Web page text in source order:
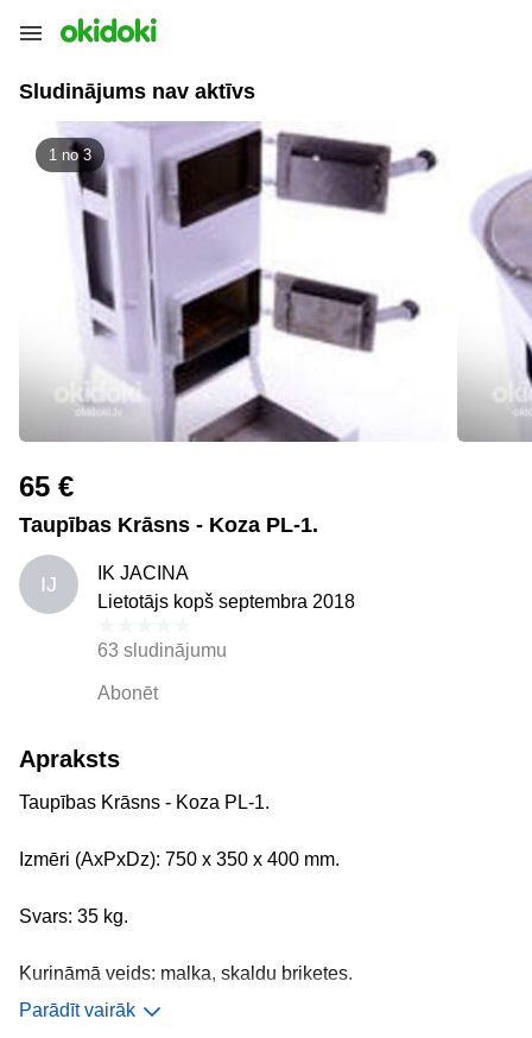
Sludinājums nav aktīvs
1 no 3
65 €
Taupības Krāsns - Koza PL-1.
IJ
IK JACINA
Lietotājs kopš septembra 2018
63 sludinājumu
Abonēt
Apraksts
Taupības Krāsns - Koza PL-1.
Izmēri (AxPxDz): 750 x 350 x 400 mm.
Svars: 35 kg.
Kurināmā veids: malka, skaldu briketes.
Parādīt vairāk